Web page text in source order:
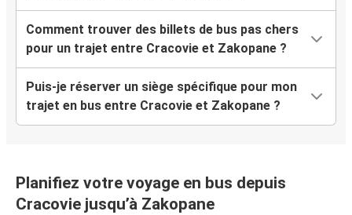
Comment trouver des billets de bus pas chers
pour un trajet entre Cracovie et Zakopane ?
Puis-je réserver un siège spécifique pour mon
trajet en bus entre Cracovie et Zakopane ?
Planifiez votre voyage en bus depuis
Cracovie jusqu’à Zakopane